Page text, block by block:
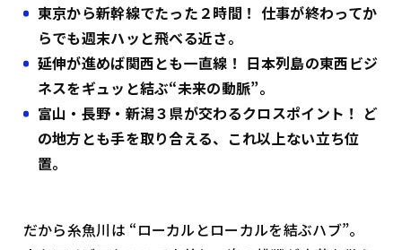
東京から新幹線でたった２時間！ 仕事が終わってか
らでも週末ハッと飛べる近さ。
延伸が進めば関西とも一直線！ 日本列島の東西ビジ
ネスをギュッと結ぶ“未来の動脈”。
富山・長野・新潟３県が交わるクロスポイント！ ど
の地方とも手を取り合える、これ以上ない立ち位
置。
だから糸魚川は “ローカルとローカルを結ぶハブ”。